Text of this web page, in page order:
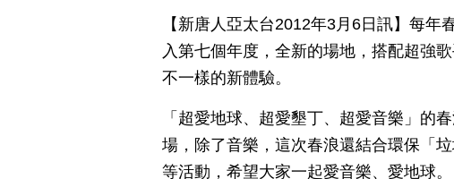
【新唐人亞太台2012年3月6日訊】每
入第七個年度，全新的場地，搭配超強
不一樣的新體驗。
「超愛地球、超愛墾丁、超愛音樂」的
場，除了音樂，這次春浪還結合環保「
等活動，希望大家一起愛音樂、愛地球。